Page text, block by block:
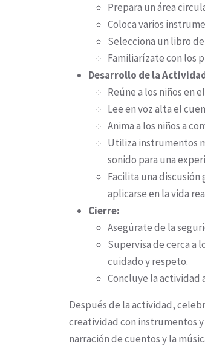
Prepara un área
Coloca varios
Selecciona un libro
Familiarízate con los
Desarrollo de la
Reúne a los niños en
Lee en voz alta el
Anima a los niños a
Utiliza instrumentos
sonido para una
Facilita una
aplicarse en la vida
Cierre:
Asegúrate de la
Supervisa de cerca a
cuidado y respeto.
Concluye la actividad
Después de la actividad,
creatividad con instrumentos
narración de cuentos y la